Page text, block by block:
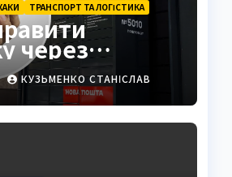
ТРАНСПОРТ ТА ЛОГІСТИКА
через
повна
2026
КУЗЬМЕНКО СТАНІСЛАВ